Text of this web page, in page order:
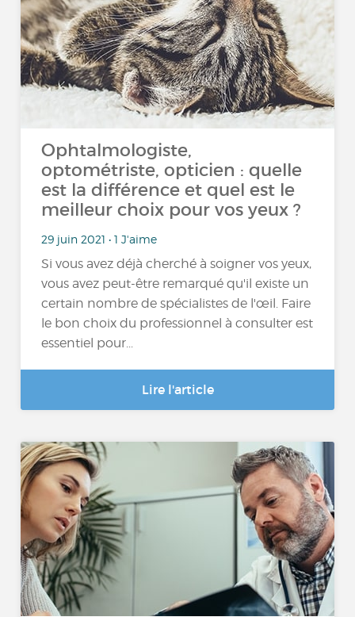
Ophtalmologiste,
optométriste, opticien : quelle
est la différence et quel est le
meilleur choix pour vos yeux ?
29 juin 2021 • 1 J'aime
Si vous avez déjà cherché à soigner vos yeux,
vous avez peut-être remarqué qu'il existe un
certain nombre de spécialistes de l'œil. Faire
le bon choix du professionnel à consulter est
essentiel pour...
Lire l'article